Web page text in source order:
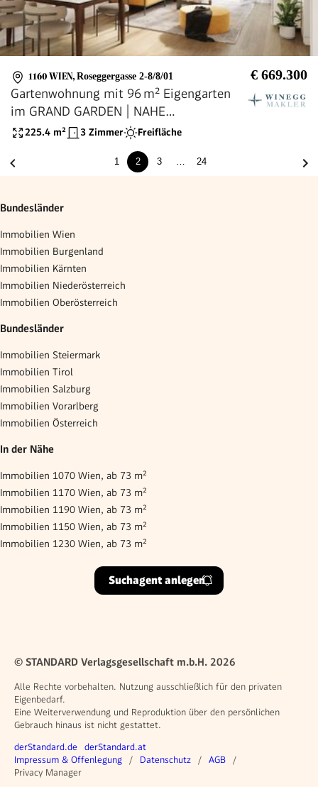
1160 WIEN, Roseggergasse 2-8/8/01 € 669.300
Gartenwohnung mit 96 m² Eigengarten
im GRAND GARDEN | NAHE
WILHELMINENBERG
225.4 m² 3 Zimmer Freifläche
1 2 3 24
Bundesländer
Immobilien Wien
Immobilien Burgenland
Immobilien Kärnten
Immobilien Niederösterreich
Immobilien Oberösterreich
Bundesländer
Immobilien Steiermark
Immobilien Tirol
Immobilien Salzburg
Immobilien Vorarlberg
Immobilien Österreich
In der Nähe
Immobilien 1070 Wien, ab 73 m²
Immobilien 1170 Wien, ab 73 m²
Immobilien 1190 Wien, ab 73 m²
Immobilien 1150 Wien, ab 73 m²
Immobilien 1230 Wien, ab 73 m²
Suchagent anlegen
© STANDARD Verlagsgesellschaft m.b.H. 2026
Alle Rechte vorbehalten. Nutzung ausschließlich für den privaten
Eigenbedarf.
Eine Weiterverwendung und Reproduktion über den persönlichen
Gebrauch hinaus ist nicht gestattet.
Weitere Angebote
derStandard.de derStandard.at
Rechtliches
Impressum & Offenlegung Datenschutz
AGB
Privacy Manager